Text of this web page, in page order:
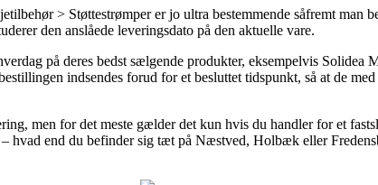
> Støttestrømper er jo ultra bestemmende såfremt man
den anslåede leveringsdato på den aktuelle vare.
på deres bedst sælgende produkter, eksempelvis Solidea
indsendes forud for et besluttet tidspunkt, så at de
men for det meste gælder det kun hvis du handler for et
hvad end du befinder sig tæt på Næstved, Holbæk eller